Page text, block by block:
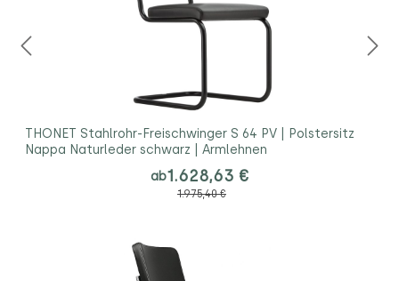
THONET Stahlrohr-Freischwinger S 64 PV | Polstersitz
Nappa Naturleder schwarz | Armlehnen
ab1.628,63 €
1.975,40 €